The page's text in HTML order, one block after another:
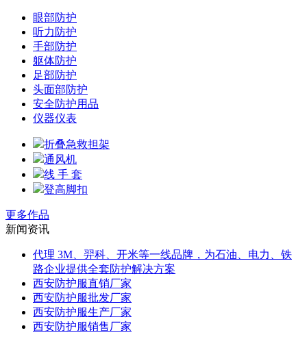
眼部防护
听力防护
手部防护
躯体防护
足部防护
头面部防护
安全防护用品
仪器仪表
折叠急救担架
通风机
线 手 套
登高脚扣
更多作品
新闻资讯
代理 3M、羿科、开米等一线品牌，为石油、电力、铁
路企业提供全套防护解决方案
西安防护服直销厂家
西安防护服批发厂家
西安防护服生产厂家
西安防护服销售厂家